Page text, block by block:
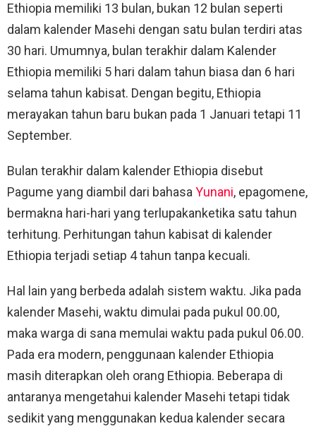
Ethiopia memiliki 13 bulan, bukan 12 bulan seperti
dalam kalender Masehi dengan satu bulan terdiri atas
30 hari. Umumnya, bulan terakhir dalam Kalender
Ethiopia memiliki 5 hari dalam tahun biasa dan 6 hari
selama tahun kabisat. Dengan begitu, Ethiopia
merayakan tahun baru bukan pada 1 Januari tetapi 11
September.
Bulan terakhir dalam kalender Ethiopia disebut
Pagume yang diambil dari bahasaYunani, epagomene,
bermakna hari-hari yang terlupakanketika satu tahun
terhitung. Perhitungan tahun kabisat di kalender
Ethiopia terjadi setiap 4 tahun tanpa kecuali.
Hal lain yang berbeda adalah sistem waktu. Jika pada
kalender Masehi, waktu dimulai pada pukul 00.00,
maka warga di sana memulai waktu pada pukul 06.00.
Pada era modern, penggunaan kalender Ethiopia
masih diterapkan oleh orang Ethiopia. Beberapa di
antaranya mengetahui kalender Masehi tetapi tidak
sedikit yang menggunakan kedua kalender secara